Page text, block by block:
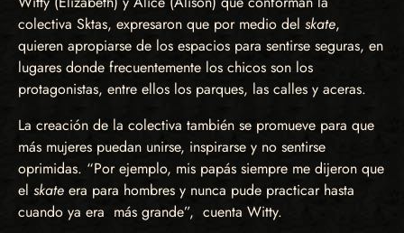
colectiva Sktas, expresaron que por medio del skate,
quieren apropiarse de los espacios para sentirse seguras, en
lugares donde frecuentemente los chicos son los
protagonistas, entre ellos los parques, las calles y aceras.
La creación de la colectiva también se promueve para que
más mujeres puedan unirse, inspirarse y no sentirse
oprimidas. “Por ejemplo, mis papás siempre me dijeron que
el skate era para hombres y nunca pude practicar hasta
cuando ya era más grande”, cuenta Witty.